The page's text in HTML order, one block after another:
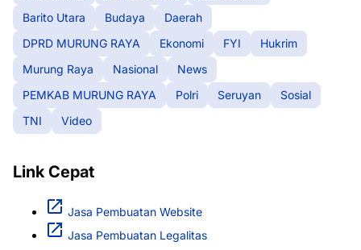
Barito Utara
Budaya
Daerah
DPRD MURUNG RAYA
Ekonomi FYI
Hukrim
Murung Raya
Nasional
News
PEMKAB MURUNG RAYA
Polri Seruyan
Sosial
TNI
Video
Link Cepat
Jasa Pembuatan Website
Jasa Pembuatan Legalitas